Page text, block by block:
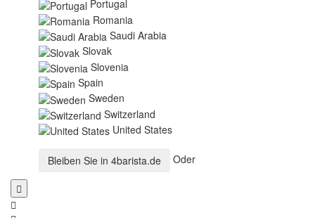
Portugal
Romania
Saudi Arabia
Slovak
Slovenia
Spain
Sweden
Switzerland
United States
Bleiben Sie in 4barista.de Oder